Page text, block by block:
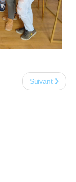
Suivant